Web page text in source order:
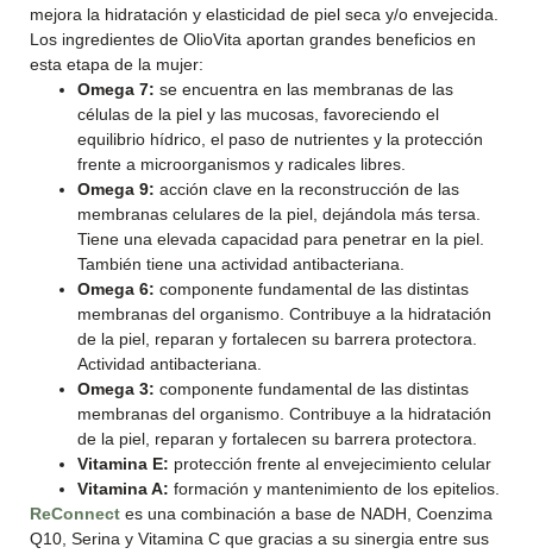
mejora la hidratación y elasticidad de piel seca y/o envejecida.
Los ingredientes de OlioVita aportan grandes beneficios en
esta etapa de la mujer:
Omega 7: se encuentra en las membranas de las
células de la piel y las mucosas, favoreciendo el
equilibrio hídrico, el paso de nutrientes y la protección
frente a microorganismos y radicales libres.
Omega 9: acción clave en la reconstrucción de las
membranas celulares de la piel, dejándola más tersa.
Tiene una elevada capacidad para penetrar en la piel.
También tiene una actividad antibacteriana.
Omega 6: componente fundamental de las distintas
membranas del organismo. Contribuye a la hidratación
de la piel, reparan y fortalecen su barrera protectora.
Actividad antibacteriana.
Omega 3: componente fundamental de las distintas
membranas del organismo. Contribuye a la hidratación
de la piel, reparan y fortalecen su barrera protectora.
Vitamina E: protección frente al envejecimiento celular
Vitamina A: formación y mantenimiento de los epitelios.
ReConnect es una combinación a base de NADH, Coenzima
Q10, Serina y Vitamina C que gracias a su sinergia entre sus